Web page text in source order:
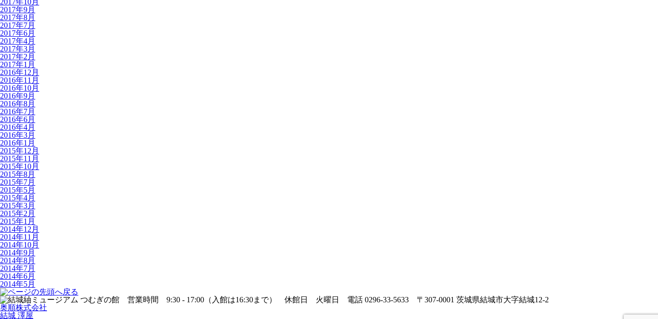
2017年10月
2017年9月
2017年8月
2017年7月
2017年6月
2017年4月
2017年3月
2017年2月
2017年1月
2016年12月
2016年11月
2016年10月
2016年9月
2016年8月
2016年7月
2016年6月
2016年4月
2016年3月
2016年1月
2015年12月
2015年11月
2015年10月
2015年8月
2015年7月
2015年5月
2015年4月
2015年3月
2015年2月
2015年1月
2014年12月
2014年11月
2014年10月
2014年9月
2014年8月
2014年7月
2014年6月
2014年5月
奥順株式会社
結城 澤屋